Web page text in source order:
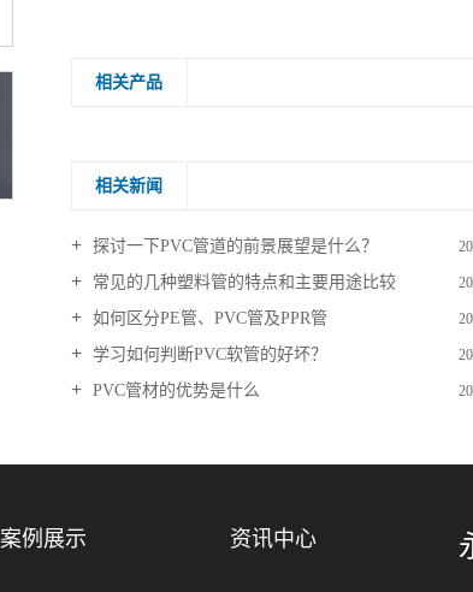
相关产品
相关新闻
探讨一下PVC管道的前景展望是什么？
常见的几种塑料管的特点和主要用途比较
如何区分PE管、PVC管及PPR管
学习如何判断PVC软管的好坏？
PVC管材的优势是什么
案例展示 资讯中心